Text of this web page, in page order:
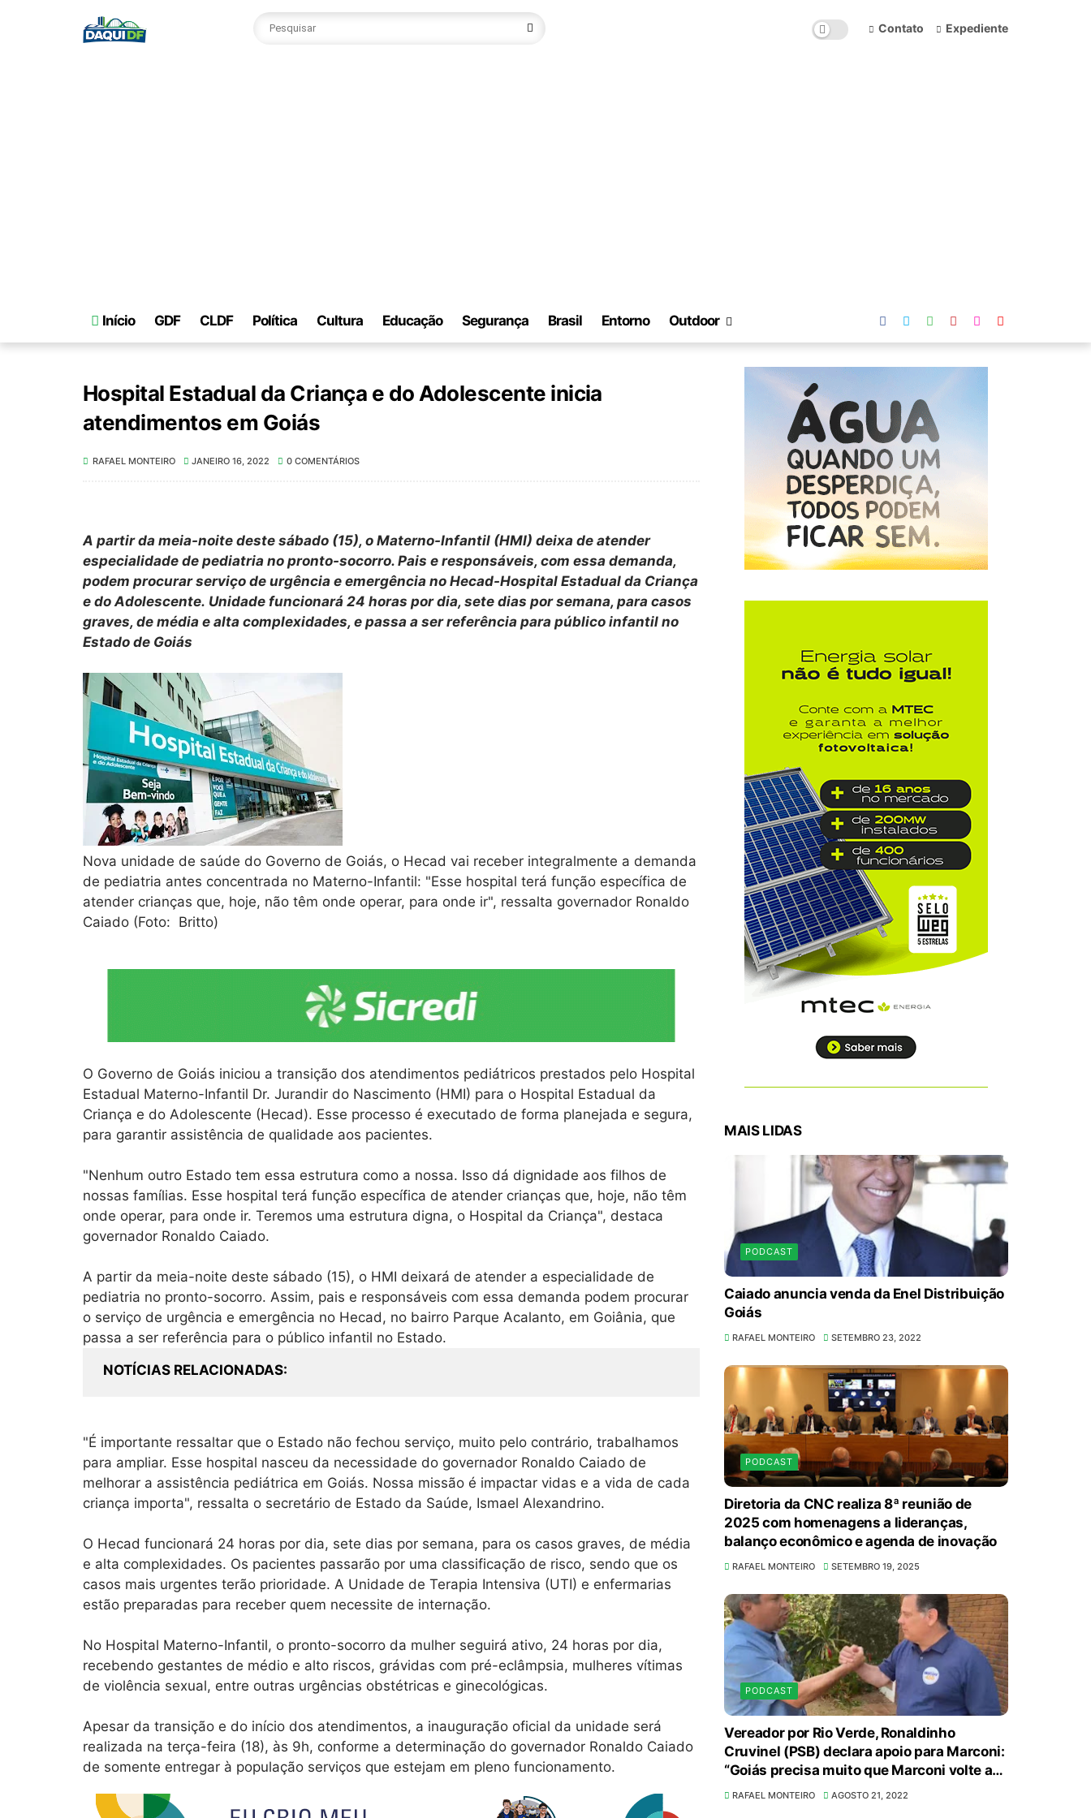
Contato Expediente
Início GDF CLDF Política Cultura Educação Segurança Brasil Entorno Outdoor
Hospital Estadual da Criança e do Adolescente inicia
atendimentos em Goiás
RAFAEL MONTEIRO JANEIRO 16, 2022 0 COMENTÁRIOS
A partir da meia-noite deste sábado (15), o Materno-Infantil (HMI) deixa de atender
especialidade de pediatria no pronto-socorro. Pais e responsáveis, com essa demanda,
podem procurar serviço de urgência e emergência no Hecad-Hospital Estadual da Criança
e do Adolescente. Unidade funcionará 24 horas por dia, sete dias por semana, para casos
graves, de média e alta complexidades, e passa a ser referência para público infantil no
Estado de Goiás
Nova unidade de saúde do Governo de Goiás, o Hecad vai receber integralmente a demanda
de pediatria antes concentrada no Materno-Infantil: "Esse hospital terá função específica de
atender crianças que, hoje, não têm onde operar, para onde ir", ressalta governador Ronaldo
Caiado (Foto: Britto)
O Governo de Goiás iniciou a transição dos atendimentos pediátricos prestados pelo Hospital
Estadual Materno-Infantil Dr. Jurandir do Nascimento (HMI) para o Hospital Estadual da
Criança e do Adolescente (Hecad). Esse processo é executado de forma planejada e segura,
para garantir assistência de qualidade aos pacientes.
"Nenhum outro Estado tem essa estrutura como a nossa. Isso dá dignidade aos filhos de
nossas famílias. Esse hospital terá função específica de atender crianças que, hoje, não têm
onde operar, para onde ir. Teremos uma estrutura digna, o Hospital da Criança", destaca
governador Ronaldo Caiado.
A partir da meia-noite deste sábado (15), o HMI deixará de atender a especialidade de
pediatria no pronto-socorro. Assim, pais e responsáveis com essa demanda podem procurar
o serviço de urgência e emergência no Hecad, no bairro Parque Acalanto, em Goiânia, que
passa a ser referência para o público infantil no Estado.
NOTÍCIAS RELACIONADAS
"É importante ressaltar que o Estado não fechou serviço, muito pelo contrário, trabalhamos
para ampliar. Esse hospital nasceu da necessidade do governador Ronaldo Caiado de
melhorar a assistência pediátrica em Goiás. Nossa missão é impactar vidas e a vida de cada
criança importa", ressalta o secretário de Estado da Saúde, Ismael Alexandrino.
O Hecad funcionará 24 horas por dia, sete dias por semana, para os casos graves, de média
e alta complexidades. Os pacientes passarão por uma classificação de risco, sendo que os
casos mais urgentes terão prioridade. A Unidade de Terapia Intensiva (UTI) e enfermarias
estão preparadas para receber quem necessite de internação.
No Hospital Materno-Infantil, o pronto-socorro da mulher seguirá ativo, 24 horas por dia,
recebendo gestantes de médio e alto riscos, grávidas com pré-eclâmpsia, mulheres vítimas
de violência sexual, entre outras urgências obstétricas e ginecológicas.
Apesar da transição e do início dos atendimentos, a inauguração oficial da unidade será
realizada na terça-feira (18), às 9h, conforme a determinação do governador Ronaldo Caiado
de somente entregar à população serviços que estejam em pleno funcionamento.
MAIS LIDAS
PODCAST
Caiado anuncia venda da Enel Distribuição
Goiás
RAFAEL MONTEIRO SETEMBRO 23, 2022
PODCAST
Diretoria da CNC realiza 8ª reunião de
2025 com homenagens a lideranças,
balanço econômico e agenda de inovação
RAFAEL MONTEIRO SETEMBRO 19, 2025
PODCAST
Vereador por Rio Verde, Ronaldinho
Cruvinel (PSB) declara apoio para Marconi:
“Goiás precisa muito que Marconi volte ao
cenário político”
RAFAEL MONTEIRO AGOSTO 21, 2022